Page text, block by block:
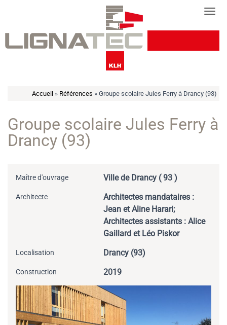
Accueil » Références » Groupe scolaire Jules Ferry à Drancy (93)
Groupe scolaire Jules Ferry à
Drancy (93)
Maître d'ouvrage Ville de Drancy ( 93 )
Architecte
Architectes mandataires :
Jean et Aline Harari;
Architectes assistants : Alice
Gaillard et Léo Piskor
Localisation Drancy (93)
Construction 2019